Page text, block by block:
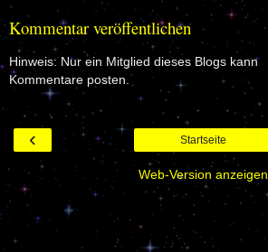
Kommentar veröffentlichen
Hinweis: Nur ein Mitglied dieses Blogs kann
Kommentare posten.
‹ Startseite
Web-Version anzeigen